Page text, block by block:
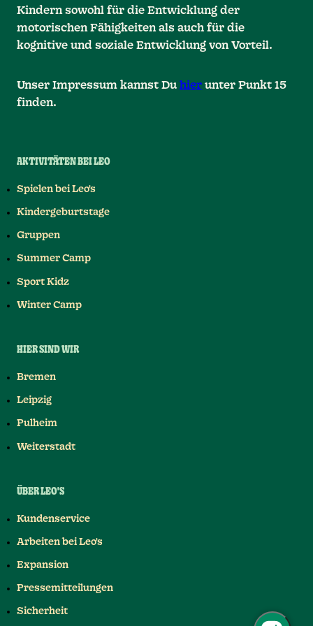
Kindern sowohl für die Entwicklung der
motorischen Fähigkeiten als auch für die
kognitive und soziale Entwicklung von Vorteil.
Unser Impressum kannst Du hier unter Punkt 15
finden.
AKTIVITÄTEN BEI LEO
Spielen bei Leo's
Kindergeburtstage
Gruppen
Summer Camp
Sport Kidz
Winter Camp
HIER SIND WIR
Bremen
Leipzig
Pulheim
Weiterstadt
ÜBER LEO'S
Kundenservice
Arbeiten bei Leo's
Expansion
Pressemitteilungen
Sicherheit